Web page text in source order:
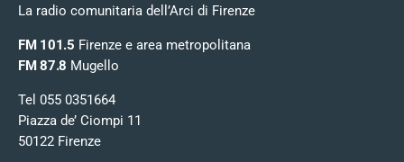
La radio comunitaria dell’Arci di Firenze
FM 101.5 Firenze e area metropolitana
FM 87.8 Mugello
Tel 055 0351664
Piazza de’ Ciompi 11
50122 Firenze